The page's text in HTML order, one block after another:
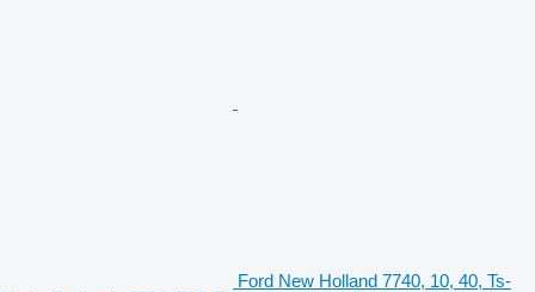
Ford New Holland 7740, 10, 40, Ts-